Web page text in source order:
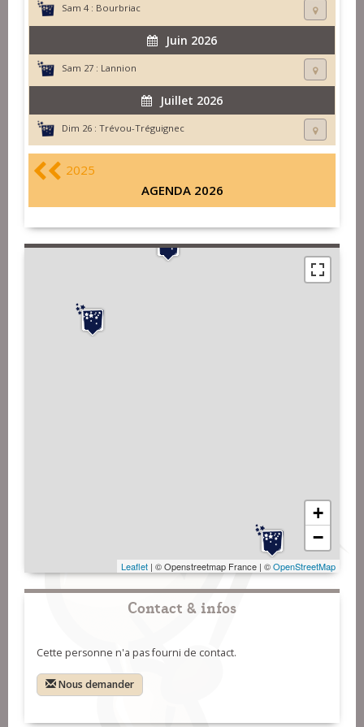
Sam 4 : Bourbriac
Juin 2026
Sam 27 : Lannion
Juillet 2026
Dim 26 : Trévou-Tréguignec
2025
AGENDA 2026
+
−
Leaflet | © Openstreetmap France | ©OpenStreetMap
Contact & infos
Cette personne n'a pas fourni de contact.
Nous demander